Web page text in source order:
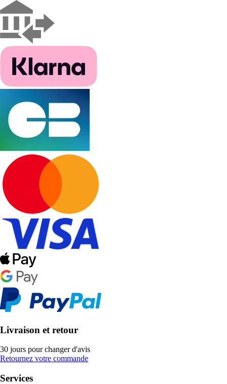
Livraison et retour
30 jours pour changer d'avis
Retournez votre commande
Services